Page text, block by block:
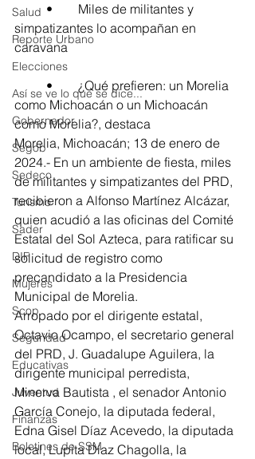
Salud
Reporte Urbano
Elecciones
Así se ve lo que se dice...
Gobernador
Segob
Sedeco
Turismo
Sader
DIF
Mujeres
Scop
Seguridad
Educativas
Juventud
Finanzas
Boletines de SSM
	•	Miles de militantes y
simpatizantes lo acompañan en
caravana
	•	¿Qué prefieren: un Morelia
como Michoacán o un Michoacán
como Morelia?, destaca
Morelia, Michoacán; 13 de enero de
2024.- En un ambiente de fiesta, miles
de militantes y simpatizantes del PRD,
recibieron a Alfonso Martínez Alcázar,
quien acudió a las oficinas del Comité
Estatal del Sol Azteca, para ratificar su
solicitud de registro como
precandidato a la Presidencia
Municipal de Morelia.
Arropado por el dirigente estatal,
Octavio Ocampo, el secretario general
del PRD, J. Guadalupe Aguilera, la
dirigente municipal perredista,
Minerva Bautista , el senador Antonio
García Conejo, la diputada federal,
Edna Gisel Díaz Acevedo, la diputada
local, Lupita Díaz Chagolla, la